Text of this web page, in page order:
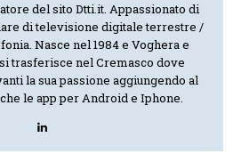
del sito Dtti.it. Appassionato di
di televisione digitale terrestre /
Nasce nel 1984 e Voghera e
trasferisce nel Cremasco dove
la sua passione aggiungendo al
le app per Android e Iphone.